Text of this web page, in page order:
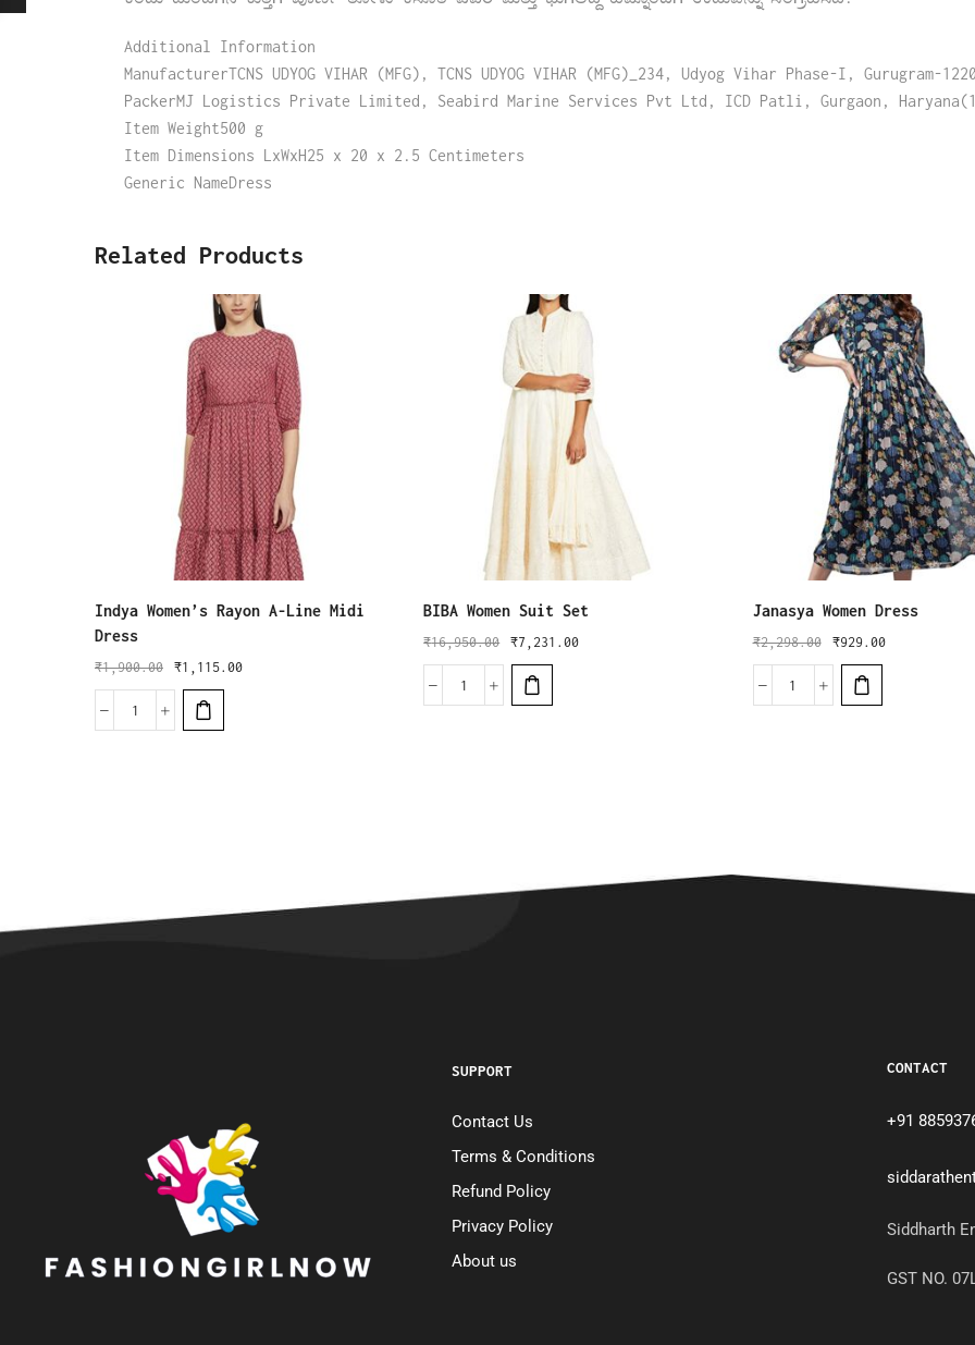
Additional Information
ManufacturerTCNS UDYOG VIHAR (MFG), TCNS UDYOG VIHAR (MFG)_234, Udyog Vihar Phase-I, Gurugram-
PackerMJ Logistics Private Limited, Seabird Marine Services Pvt Ltd, ICD Patli, Gurgaon,
Item Weight500 g
Item Dimensions LxWxH25 x 20 x 2.5 Centimeters
Generic NameDress
Related Products
Indya Women’s Rayon A-Line Midi
Dress
₹1,900.00 ₹1,115.00
BIBA Women Suit Set
₹16,950.00 ₹7,231.00
Janasya Women Dress
₹2,298.00 ₹929.00
SUPPORT
Contact Us
Terms & Conditions
Refund Policy
Privacy Policy
About us
CONTACT
+91
Siddharth
GST NO.